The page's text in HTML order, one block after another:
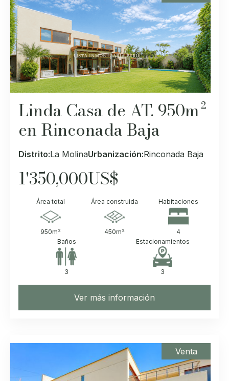
Linda Casa de AT. 950m²
en Rinconada Baja
Distrito:La MolinaUrbanización:Rinconada Baja
1'350,000US$
Área total
950m²
Área construida
450m²
Habitaciones
4
Baños
3
Estacionamientos
3
Ver más información
Venta